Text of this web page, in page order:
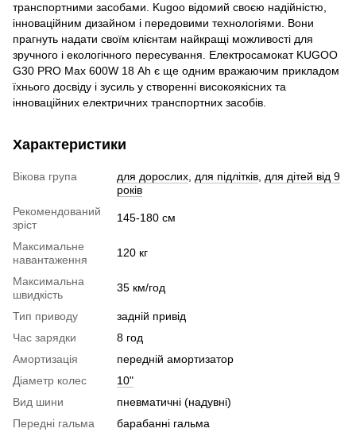
транспортними засобами. Kugoo відомий своєю надійністю,
інноваційним дизайном і передовими технологіями. Вони
прагнуть надати своїм клієнтам найкращі можливості для
зручного і екологічного пересування. Електросамокат KUGOO
G30 PRO Max 600W 18 Ah є ще одним вражаючим прикладом
їхнього досвіду і зусиль у створенні високоякісних та
інноваційних електричних транспортних засобів.
Характеристики
Вікова група для дорослих для підлітків для дітей від 9
років
Рекомендований
зріст
145-180 см
Максимальне
навантаження
120 кг
Максимальна
швидкість
35 км/год
Тип приводу
задній привід
Час зарядки
8 год
Амортизація
передній амортизатор
Діаметр колес
10"
Вид шини
пневматичні (надувні)
Передні гальма
барабанні гальма